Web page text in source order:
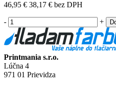
46,95 € 38,17 € bez DPH
- +
Printmania s.r.o.
Lúčna 4
971 01 Prievidza